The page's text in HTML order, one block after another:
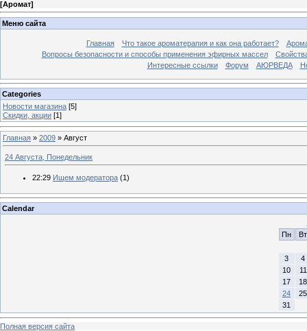
[Аромат]
Меню сайта
Главная Что такое ароматерапия и как она работает?
Вопросы безопасности и способы применения эфирных массел
Интересные ссылки
Форум АЮРВЕДА
Categories
Новости магазина [5]
Скидки, акции [1]
Главная » 2009 » Август
24 Августа, Понедельник
22:29 Ищем модератора (1)
Calendar
Пн
Вт
3
4
10
11
17
18
24
25
31
Полная версия сайта